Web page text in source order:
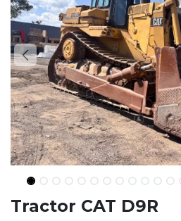
Tractor CAT D9R